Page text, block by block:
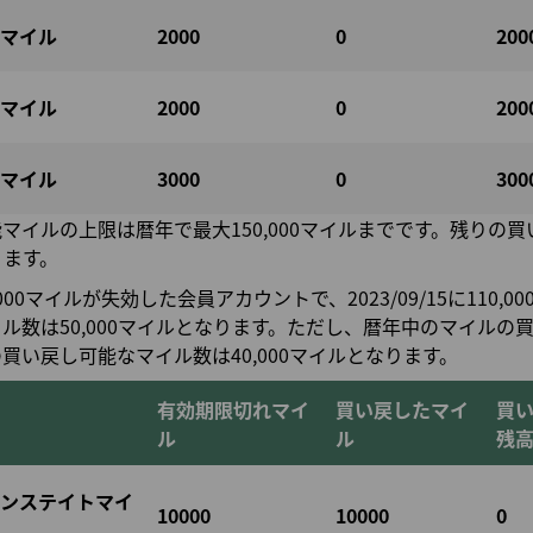
イル 2000 0
イル 2000 0
イル 3000 0
イルの上限は暦年で最大150,000マイルまでです。残りの
す。
マイルが失効した会員アカウントで、2023/09/15に
数は50,000マイルとなります。ただし、暦年中のマイルの
い戻し可能なマイル数は40,000マイルとなります。
有効期限切れマイ
ル
買い戻したマイ
ル
買
残高
ステイトマイ 10000 10000 0